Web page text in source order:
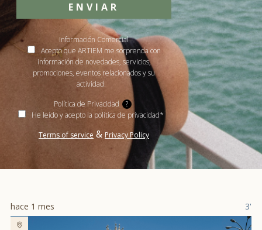
ENVIAR
Información Comercial
Acepto que ARTIEM me sorprenda con
información de novedades, servicios,
promociones, eventos relacionados y su
actividad.
Política de Privacidad
?
He leído y acepto la política de privacidad*
Terms of service & Privacy Policy
hace 1 mes 3'